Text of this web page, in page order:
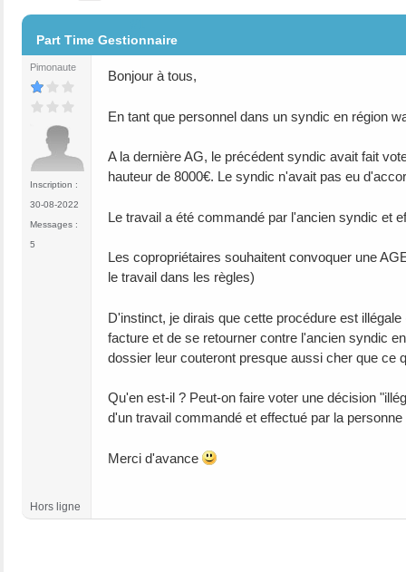
Part Time Gestionnaire
Pimonaute
Inscription :
30-08-2022
Messages :
5
Bonjour à tous,
En tant que personnel dans un syndic en région
A la dernière AG, le précédent syndic avait fait
hauteur de 8000€. Le syndic n'avait pas eu
Le travail a été commandé par l'ancien syndic et
Les copropriétaires souhaitent convoquer une
le travail dans les règles)
D'instinct, je dirais que cette procédure est
facture et de se retourner contre l'ancien syndic
dossier leur couteront presque aussi cher que ce
Qu'en est-il ? Peut-on faire voter une décision
d'un travail commandé et effectué par la
Merci d'avance
Hors ligne